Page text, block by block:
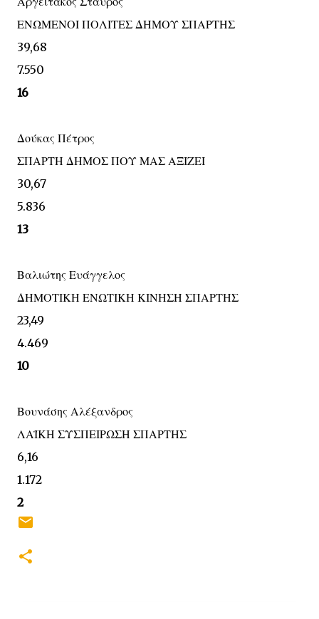
ΕΝΩΜΕΝΟΙ ΠΟΛΙΤΕΣ ΔΗΜΟΥ ΣΠΑΡΤΗΣ
39,68
7.550
16
Δούκας Πέτρος
ΣΠΑΡΤΗ ΔΗΜΟΣ ΠΟΥ ΜΑΣ ΑΞΙΖΕΙ
30,67
5.836
13
Βαλιώτης Ευάγγελος
ΔΗΜΟΤΙΚΗ ΕΝΩΤΙΚΗ ΚΙΝΗΣΗ ΣΠΑΡΤΗΣ
23,49
4.469
10
Βουνάσης Αλέξανδρος
ΛΑΪΚΗ ΣΥΣΠΕΙΡΩΣΗ ΣΠΑΡΤΗΣ
6,16
1.172
2